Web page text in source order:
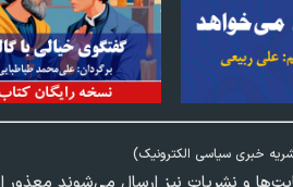
خبری سياسی الکترونیک)